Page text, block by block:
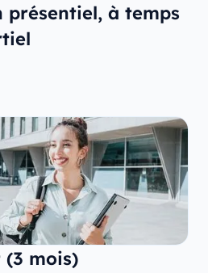
présentiel, à temps
(3 mois)